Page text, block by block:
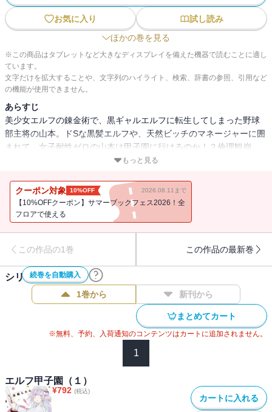
お気に入り
試し読み
ほかの巻を見る
※この商品はタブレットなど大きなディスプレイを備えた機器で読むことに適し
ています。
文字だけを拡大することや、文字列のハイライト、検索、辞書の参照、引用など
の機能が使用できません。
あらすじ
美少女エルフの錬金術で、黒ギャルエルフに転生してしまった野球
部主将の山本。ドSな黒髪エルフや、天然ビッチのマネージャーに囲
まれて、女子耐性ゼロの山本は甲子園に行けるのか！？倫理観崩
壊・爆笑必至の美少女×野球部ギャグコメディ！
もっと見る
クーポン対象 10%OFF 2026.08.11まで
【10%OFFクーポン】サマーブックフェス2026！全
フロアで使える
この作品の1巻 この作品の最新巻
続巻を自動購入
シリーズ作品(3件)
1巻から 新刊から
まとめてカート
※無料、予約、入荷通知のコンテンツはカートに追加されません。
1
エルフ甲子園（１）
¥792 (税込)
カートに入れる